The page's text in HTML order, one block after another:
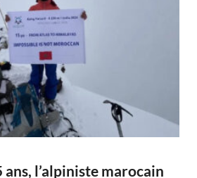
l’alpiniste marocain